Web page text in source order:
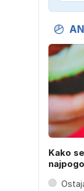
Kako